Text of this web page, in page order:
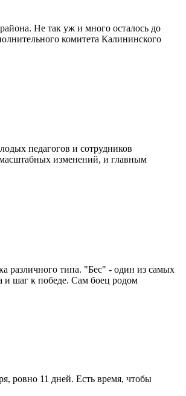
Не так уж и много осталось до
комитета Калининского
педагогов и сотрудников
изменений, и главным
различного типа. "Бес" - один из самых
и шаг к победе. Сам боец родом
ровно 11 дней. Есть время, чтобы